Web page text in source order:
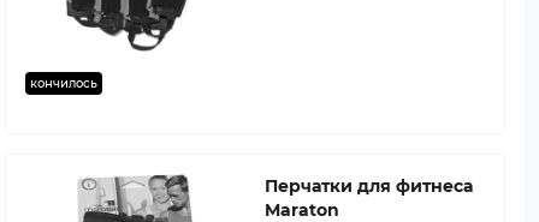
кончилось
Перчатки для фитнеса
Maraton